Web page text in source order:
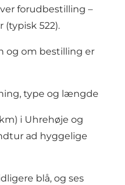
forudbestilling –
(typisk 522).
og om bestilling er
type og længde
i Uhrehøje og
ad hyggelige
blå, og ses